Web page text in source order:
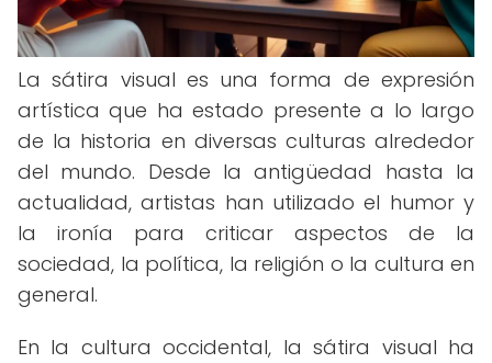
La sátira visual es una forma de expresión
artística que ha estado presente a lo largo
de la historia en diversas culturas alrededor
del mundo. Desde la antigüedad hasta la
actualidad, artistas han utilizado el humor y
la ironía para criticar aspectos de la
sociedad, la política, la religión o la cultura en
general.
En la cultura occidental, la sátira visual ha